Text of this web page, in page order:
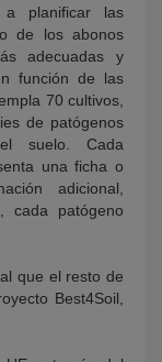
a planificar las
de los abonos
adecuadas y
función de las
70 cultivos,
de patógenos
suelo. Cada
una ficha o
adicional,
cada patógeno
que el resto de
Best4Soil,